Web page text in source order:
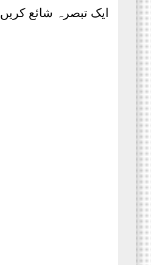
ایک تبصرہ شائع کریں